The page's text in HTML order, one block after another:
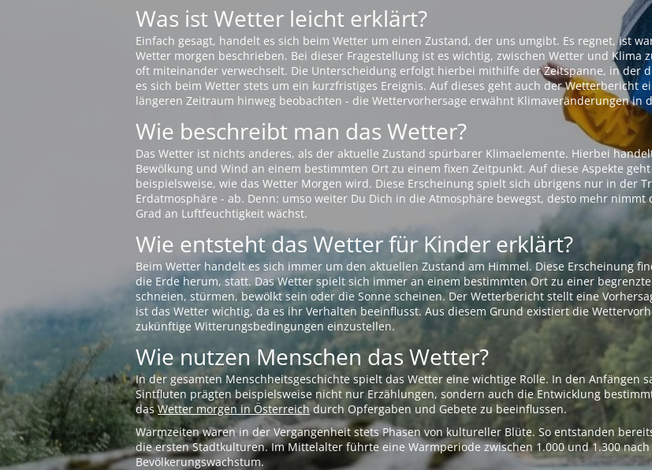
Was ist Wetter leicht erklärt?
Einfach gesagt, handelt es sich beim Wetter um einen Zustand, der uns umgibt. Es regnet, ist
Wetter morgen beschrieben. Bei dieser Fragestellung ist es wichtig, zwischen Wetter und
oft miteinander verwechselt. Die Unterscheidung erfolgt hierbei mithilfe der Zeitspanne, in der
es sich beim Wetter stets um ein kurzfristiges Ereignis. Auf dieses geht auch der Wetterbericht
längeren Zeitraum hinweg beobachten - die Wettervorhersage erwähnt Klimaveränderungen in
Wie beschreibt man das Wetter?
Das Wetter ist nichts anderes, als der aktuelle Zustand spürbarer Klimaelemente. Hierbei
Bewölkung und Wind an einem bestimmten Ort zu einem fixen Zeitpunkt. Auf diese Aspekte
beispielsweise, wie das Wetter Morgen wird. Diese Erscheinung spielt sich übrigens nur in der
Erdatmosphäre - ab. Denn: umso weiter Du Dich in die Atmosphäre bewegst, desto mehr
Grad an Luftfeuchtigkeit wächst.
Wie entsteht das Wetter für Kinder erklärt?
Beim Wetter handelt es sich immer um den aktuellen Zustand am Himmel. Diese Erscheinung
die Erde herum, statt. Das Wetter spielt sich immer an einem bestimmten Ort zu einer
schneien, stürmen, bewölkt sein oder die Sonne scheinen. Der Wetterbericht stellt eine
ist das Wetter wichtig, da es ihr Verhalten beeinflusst. Aus diesem Grund existiert die
zukünftige Witterungsbedingungen einzustellen.
Wie nutzen Menschen das Wetter?
In der gesamten Menschheitsgeschichte spielt das Wetter eine wichtige Rolle. In den Anfängen
Sintfluten prägten beispielsweise nicht nur Erzählungen, sondern auch die Entwicklung
dasWetter morgen in Österreichdurch Opfergaben und Gebete zu beeinflussen.
Warmzeiten waren in der Vergangenheit stets Phasen von kultureller Blüte. So entstanden
die ersten Stadtkulturen. Im Mittelalter führte eine Warmperiode zwischen 1.000 und 1.300
Bevölkerungswachstum.